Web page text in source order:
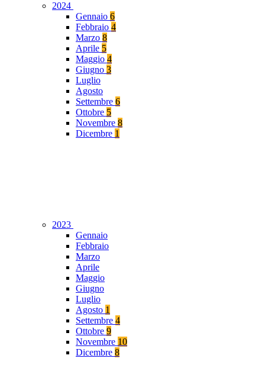
2024
Gennaio 6
Febbraio 4
Marzo 8
Aprile 5
Maggio 4
Giugno 3
Luglio
Agosto
Settembre 6
Ottobre 5
Novembre 8
Dicembre 1
2023
Gennaio
Febbraio
Marzo
Aprile
Maggio
Giugno
Luglio
Agosto 1
Settembre 4
Ottobre 9
Novembre 10
Dicembre 8